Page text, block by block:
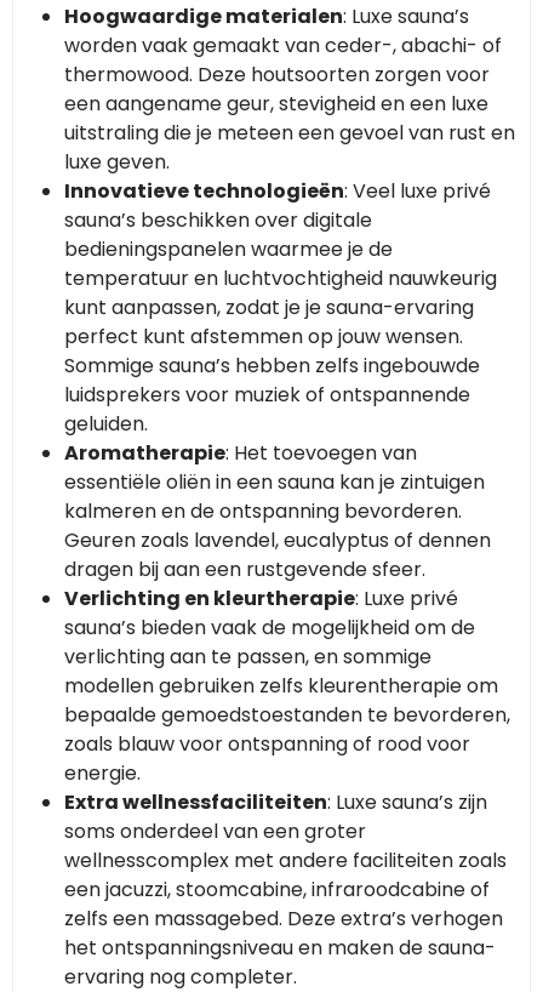
Hoogwaardige materialen: Luxe sauna’s
worden vaak gemaakt van ceder-, abachi- of
thermowood. Deze houtsoorten zorgen voor
een aangename geur, stevigheid en een luxe
uitstraling die je meteen een gevoel van rust en
luxe geven.
Innovatieve technologieën: Veel luxe privé
sauna’s beschikken over digitale
bedieningspanelen waarmee je de
temperatuur en luchtvochtigheid nauwkeurig
kunt aanpassen, zodat je je sauna-ervaring
perfect kunt afstemmen op jouw wensen.
Sommige sauna’s hebben zelfs ingebouwde
luidsprekers voor muziek of ontspannende
geluiden.
Aromatherapie: Het toevoegen van
essentiële oliën in een sauna kan je zintuigen
kalmeren en de ontspanning bevorderen.
Geuren zoals lavendel, eucalyptus of dennen
dragen bij aan een rustgevende sfeer.
Verlichting en kleurtherapie: Luxe privé
sauna’s bieden vaak de mogelijkheid om de
verlichting aan te passen, en sommige
modellen gebruiken zelfs kleurentherapie om
bepaalde gemoedstoestanden te bevorderen,
zoals blauw voor ontspanning of rood voor
energie.
Extra wellnessfaciliteiten: Luxe sauna’s zijn
soms onderdeel van een groter
wellnesscomplex met andere faciliteiten zoals
een jacuzzi, stoomcabine, infraroodcabine of
zelfs een massagebed. Deze extra’s verhogen
het ontspanningsniveau en maken de sauna-
ervaring nog completer.